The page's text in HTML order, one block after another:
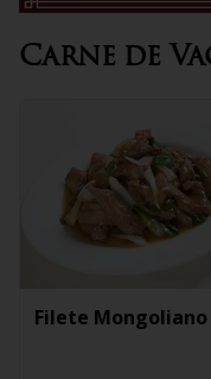
Carne de
Filete Mongoliano